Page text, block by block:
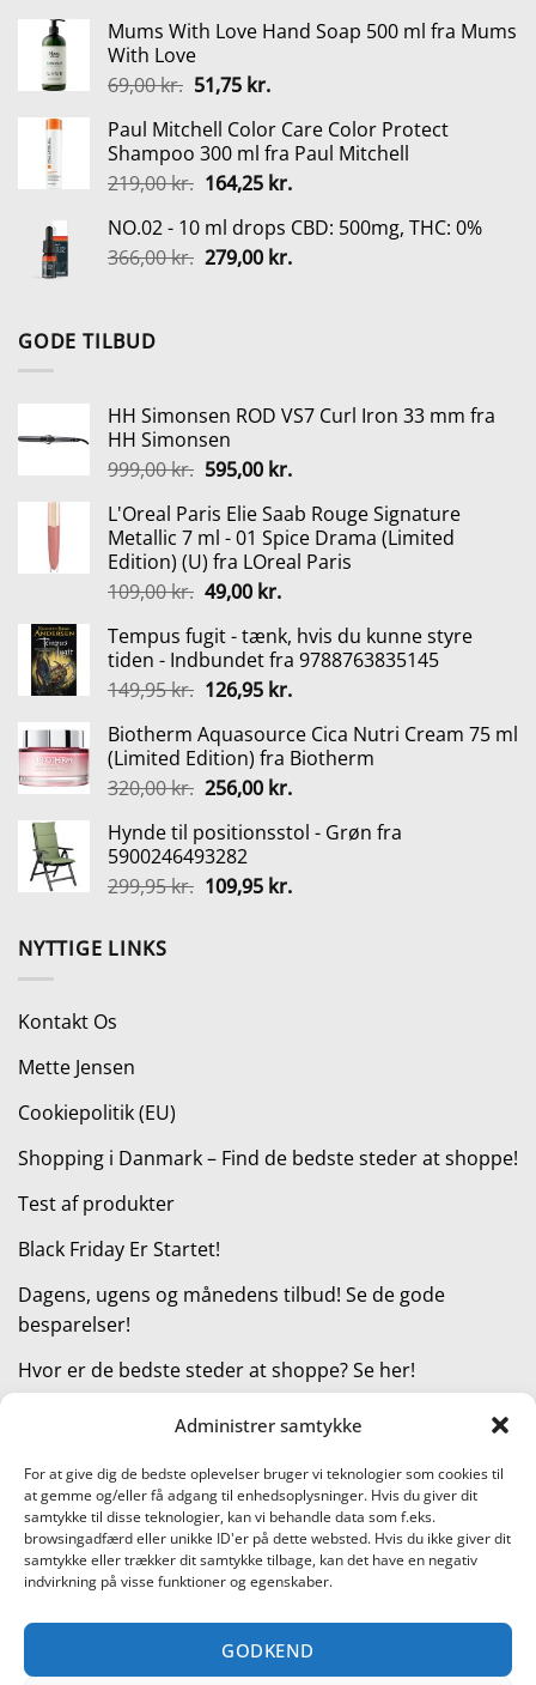
Administrer samtykke
For at give dig de bedste oplevelser bruger vi teknologier som cookies til
at gemme og/eller få adgang til enhedsoplysninger. Hvis du giver dit
samtykke til disse teknologier, kan vi behandle data som f.eks.
browsingadfærd eller unikke ID'er på dette websted. Hvis du ikke giver dit
samtykke eller trækker dit samtykke tilbage, kan det have en negativ
indvirkning på visse funktioner og egenskaber.
GODKEND
var:
er:
Mums With Love Hand Soap 500 ml fra Mums
With Love
69,00kr. Den
pris
var:
69,00 kr..
51,75 kr.Den
pris
er:
51,75 kr..
Paul Mitchell Color Care Color Protect
Shampoo 300 ml fra Paul Mitchell
219,00kr. Den
pris
var:
164,25 kr.Den
pris
er:
NO.02 - 10 ml drops CBD: 500mg, THC: 0%
366,00kr. Den
279,00 kr.Den
GODE TILBUD
HH Simonsen ROD VS7 Curl Iron 33 mm fra
HH Simonsen
999,00kr. Den
pris
var:
999,00 kr..
595,00 kr.Den
pris
er:
595,00 kr..
L'Oreal Paris Elie Saab Rouge Signature
Metallic 7 ml - 01 Spice Drama (Limited
Edition) (U) fra LOreal Paris
109,00kr. Den
pris
var:
109,00 kr..
49,00 kr.Den
pris
er:
49,00 kr..
Tempus fugit - tænk, hvis du kunne styre
tiden - Indbundet fra 9788763835145
149,95kr. Den
pris
var:
149,95 kr..
126,95 kr.Den
pris
er:
126,95 kr..
Biotherm Aquasource Cica Nutri Cream 75 ml
(Limited Edition) fra Biotherm
320,00kr. Den
pris
var:
320,00 kr..
256,00 kr.Den
pris
256,00 kr..
Hynde til positionsstol - Grøn fra
5900246493282
299,95kr. Den
109,95 kr.Den
NYTTIGE LINKS
Kontakt Os
Mette Jensen
Cookiepolitik (EU)
Shopping i Danmark – Find de bedste steder at shoppe!
Test af produkter
Black Friday Er Startet!
Dagens, ugens og månedens tilbud! Se de gode
besparelser!
Hvor er de bedste steder at shoppe? Se her!
Kategorier
Læs vores guide til online shopping
PayPal Stripe